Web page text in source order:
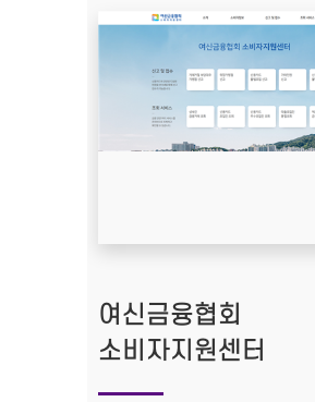
여신금융협회
소비자지원센터